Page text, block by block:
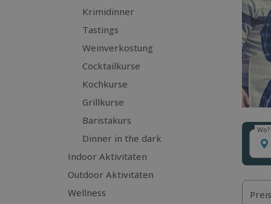
Krimidinner
Tastings
Weinverkostung
Cocktailkurse
Kochkurse
Grillkurse
Baristakurs
Dinner in the dark
Indoor Aktivitäten
Outdoor Aktivitäten
Wellness
Wo?
Wo?
Preis